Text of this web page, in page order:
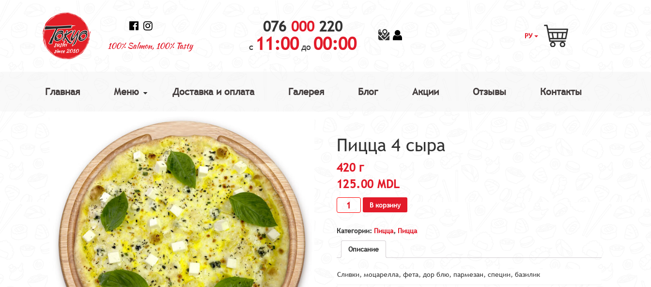
100% Salmon, 100% Tasty
076 000 220
с 11:00до 00:00 РУ
Главная Меню Доставка и оплата Галерея Блог Акции Отзывы Контакты
Пицца 4 сыра
420 г
125.00MDL
В корзину
Категории: Пицца, Пицца
Описание
Сливки, моцарелла, фета, дор блю, пармезан, специи, базилик